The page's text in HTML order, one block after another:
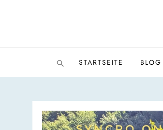
STARTSEITE BLOG